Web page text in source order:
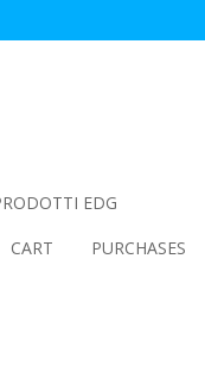
EDG
CART
PURCHASES